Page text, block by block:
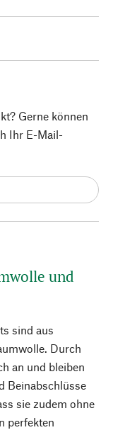
und
sind aus
Durch
an und bleiben
Beinabschlüsse
sie zudem ohne
perfekten
Gerne können
Ihr E-Mail-